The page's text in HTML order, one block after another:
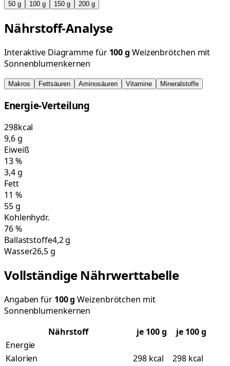
50 g 100 g 150 g 200 g
Nährstoff-Analyse
Interaktive Diagramme für 100g Weizenbrötchen mit
Sonnenblumenkernen
Makros Fettsäuren Aminosäuren Vitamine Mineralstoffe
Energie-Verteilung
298kcal
9,6g
Eiweiß
13%
3,4g
Fett
11 %
55g
Kohlenhydr.
76%
Ballaststoffe4,2 g
Wasser26,5 g
Vollständige Nährwerttabelle
Angaben für 100g Weizenbrötchen mit
Sonnenblumenkernen
Nährstoff
je 100g
je 100 g
Energie
Kalorien
298 kcal 298 kcal